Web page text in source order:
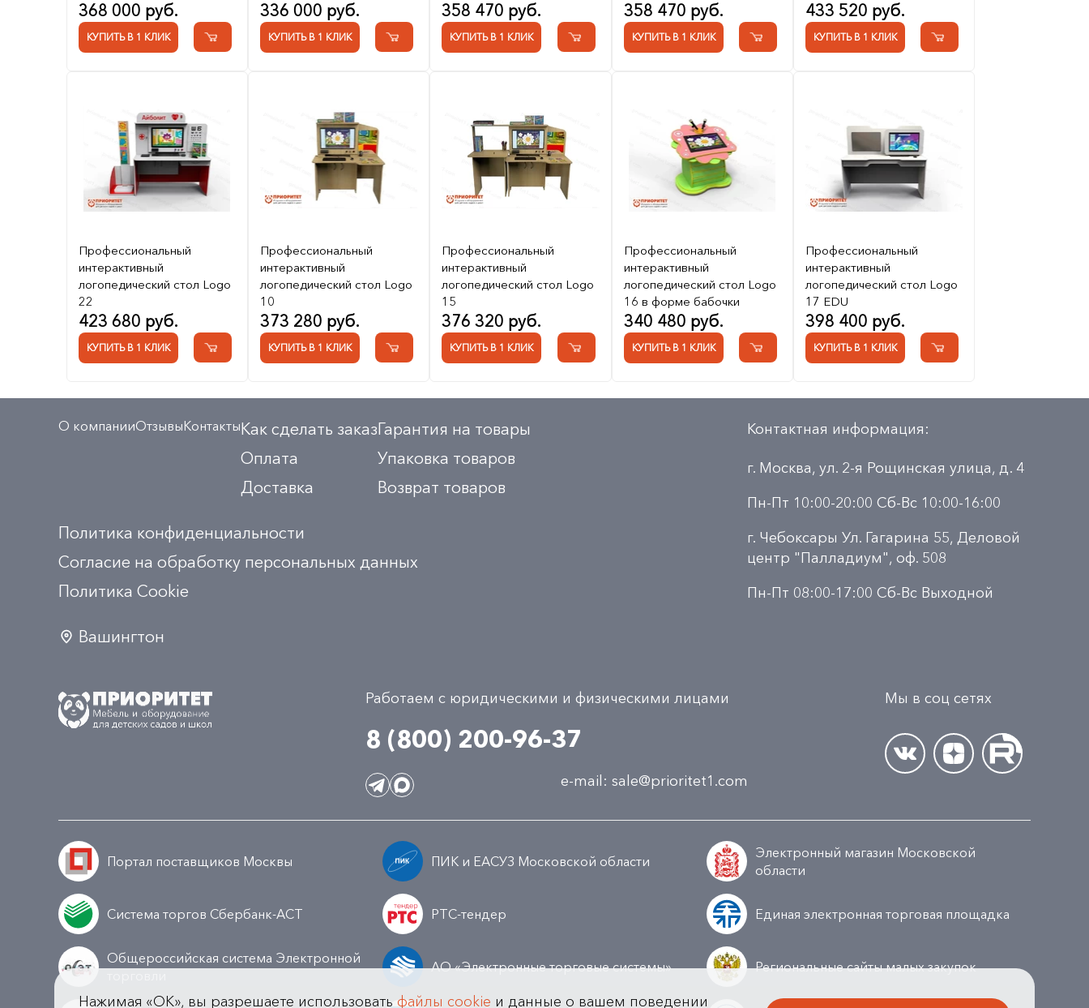
368 000 руб.
КУПИТЬ В 1 КЛИК
336 000 руб.
КУПИТЬ В 1 КЛИК
358 470 руб.
КУПИТЬ В 1 КЛИК
358 470 руб.
КУПИТЬ В 1 КЛИК
433 520 руб.
КУПИТЬ В 1 КЛИК
Профессиональный
интерактивный
логопедический стол Logo
22
423 680 руб.
КУПИТЬ В 1 КЛИК
Профессиональный
интерактивный
логопедический стол Logo
10
373 280 руб.
КУПИТЬ В 1 КЛИК
Профессиональный
интерактивный
логопедический стол Logo
15
376 320 руб.
КУПИТЬ В 1 КЛИК
Профессиональный
интерактивный
логопедический стол Logo
16 в форме бабочки
340 480 руб.
КУПИТЬ В 1 КЛИК
Профессиональный
интерактивный
логопедический стол Logo
17 EDU
398 400 руб.
КУПИТЬ В 1 КЛИК
О компанииОтзывыКонтактыКак сделать заказ
Оплата
Доставка
Гарантия на товары
Упаковка товаров
Возврат товаров
Политика конфиденциальности
Согласие на обработку персональных данных
Политика Сookie
Вашингтон
Контактная информация:
г. Москва, ул. 2-я Рощинская улица, д. 4
Пн-Пт 10:00-20:00 Сб-Вс 10:00-16:00
г. Чебоксары Ул. Гагарина 55, Деловой
центр "Палладиум", оф. 508
Пн-Пт 08:00-17:00 Сб-Вс Выходной
Работаем с юридическими и физическими лицами
8 (800) 200-96-37
e-mail: sale@prioritet1.com
Мы в соц сетях
Портал поставщиков Москвы ПИК и ЕАСУЗ Московской области
Электронный магазин Московской
области
Система торгов Сбербанк-АСТ РТС-тендер Единая электронная торговая площадка
Общероссийская система Электронной
АО «Электронные торговые системы» Региональные сайты малых закупок
Нажимая «OK», вы разрешаете использовать файлы cookie и данные о вашем поведении